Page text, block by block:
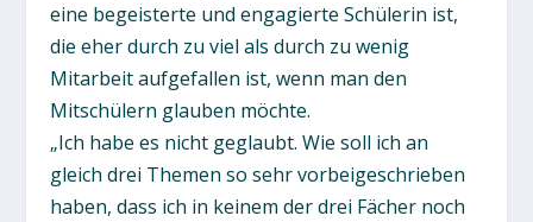
eine begeisterte und engagierte Schülerin ist,
die eher durch zu viel als durch zu wenig
Mitarbeit aufgefallen ist, wenn man den
Mitschülern glauben möchte.
„Ich habe es nicht geglaubt. Wie soll ich an
gleich drei Themen so sehr vorbeigeschrieben
haben, dass ich in keinem der drei Fächer noch